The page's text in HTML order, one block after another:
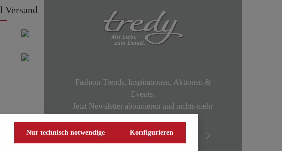
Versand
Fashion-Trends, Inspirationen, Aktionen &
Events.
Jetzt Newsletter abonnieren und nichts mehr
Nur technisch notwendige Konfigurieren